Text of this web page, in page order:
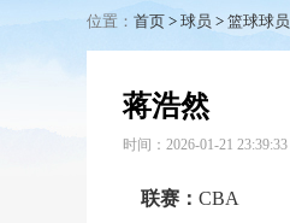
位置： 首页 > 球员 > 篮球球员
蒋浩然
时间：2026-01-21 23:39:33
联赛： CBA